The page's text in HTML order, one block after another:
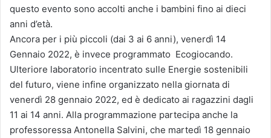
questo evento sono accolti anche i bambini fino ai dieci
anni d’età.
Ancora per i più piccoli (dai 3 ai 6 anni), venerdì 14
Gennaio 2022, è invece programmato Ecogiocando.
Ulteriore laboratorio incentrato sulle Energie sostenibili
del futuro, viene infine organizzato nella giornata di
venerdì 28 gennaio 2022, ed è dedicato ai ragazzini dagli
11 ai 14 anni. Alla programmazione partecipa anche la
professoressa Antonella Salvini, che martedì 18 gennaio